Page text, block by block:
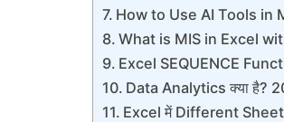
How to Use AI Tools in
What is MIS in Excel
Excel SEQUENCE
Data Analytics क्या है?
Excel में Different